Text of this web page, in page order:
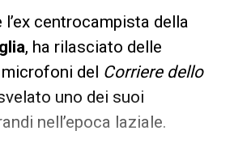
centrocampista della
, ha rilasciato delle
del Corriere dello
uno dei suoi
nell’epoca laziale.